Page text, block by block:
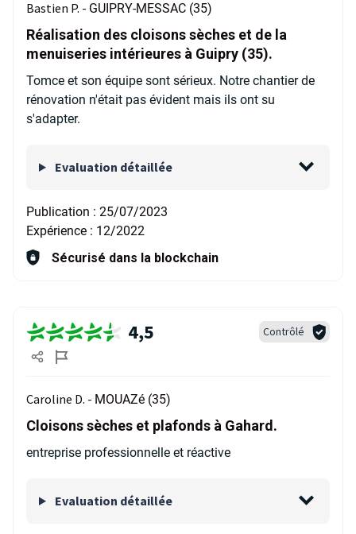
Bastien P. - GUIPRY-MESSAC (35)
Réalisation des cloisons sèches et de la
menuiseries intérieures à Guipry (35).
Tomce et son équipe sont sérieux. Notre chantier de
rénovation n'était pas évident mais ils ont su
s'adapter.
Evaluation détaillée
Publication : 25/07/2023
Expérience : 12/2022
Sécurisé dans la blockchain
4,5 Contrôlé
Caroline D. - MOUAZé (35)
Cloisons sèches et plafonds à Gahard.
entreprise professionnelle et réactive
Evaluation détaillée